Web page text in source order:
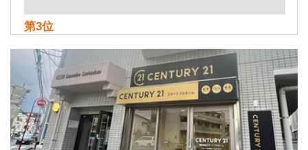
第3位
4ＬＤＫ
淵野辺駅
歩17分
南側道路に面しており日当たり良好。 キッチンから…
第4位
3,680万円